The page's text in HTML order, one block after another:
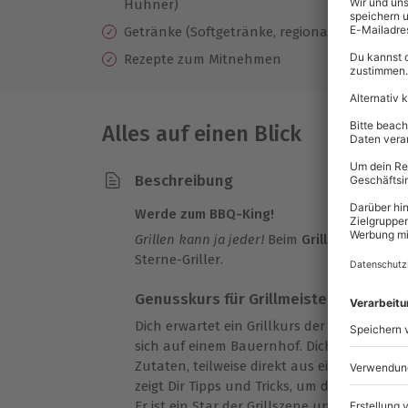
Hühner)
Getränke (Softgetränke, regionaler Wein,
Rezepte zum Mitnehmen
Alles auf einen Blick
Beschreibung
Werde zum BBQ-King!
Grillen kann ja jeder! Beim Grillseminar in
Sterne-Griller.
Genusskurs für Grillmeister
Dich erwartet ein Grillkurs der
sich auf einem Bauernhof. Dich erwarten
Zutaten, teilweise direkt aus eigener
zeigt Dir Tipps und Tricks, um das